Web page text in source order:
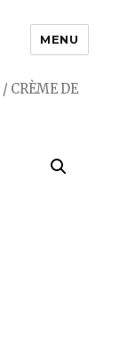
MENU
/ CRÈME DE